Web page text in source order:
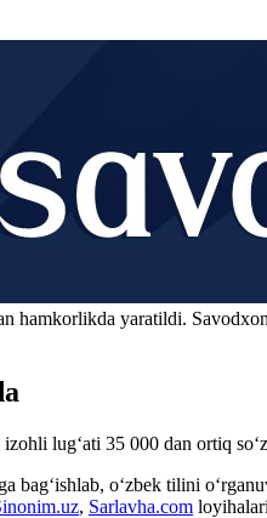
hamkorlikda yaratildi.
lug‘ati 35 000 dan ortiq
bag‘ishlab, o‘zbek tilini
, Sarlavha.com